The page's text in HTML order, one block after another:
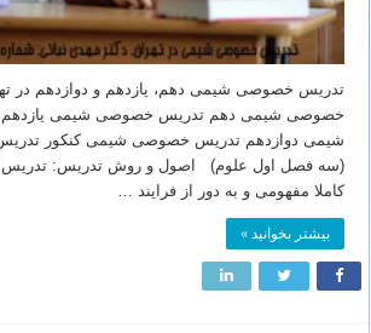
تدریس خصوصی شیمی دهم، یازدهم و دوازدهم در
خصوصی شیمی دهم تدریس خصوصی شیمی
شیمی دوازدهم تدریس خصوصی شیمی کنکور
(سه فصل اول علوم) اصول و روش تدریس:
کاملا مفهومی و به دور از فرایند …
بیشتر بخوانید »